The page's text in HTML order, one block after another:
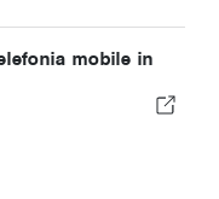
mobile in